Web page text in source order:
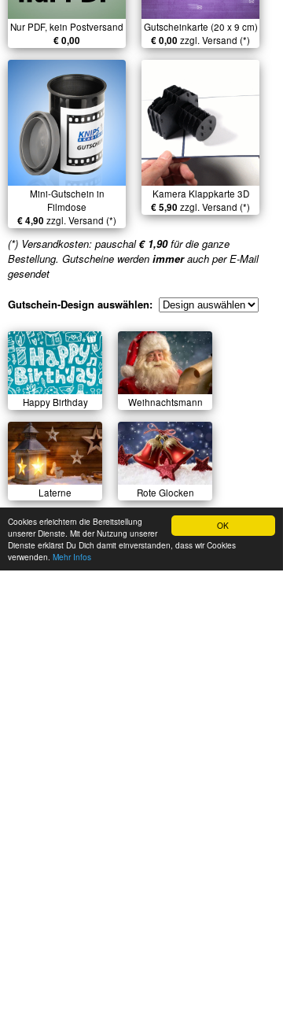
OK
Cookies erleichtern die Bereitstellung
unserer Dienste. Mit der Nutzung unserer
Dienste erklärst Du Dich damit einverstanden, dass wir Cookies
verwenden. Mehr Infos
Nur PDF, kein Postversand
€ 0,00
Gutscheinkarte (20 x 9 cm)
€ 0,00 zzgl. Versand (*)
Mini-Gutschein in
Filmdose
€ 4,90 zzgl. Versand (*)
Kamera Klappkarte 3D
€ 5,90 zzgl. Versand (*)
(*) Versandkosten: pauschal€ 1,90für die ganze
Bestellung. Gutscheine werden immerauch per E-Mail
gesendet
Gutschein-Design auswählen:
Happy Birthday Weihnachtsmann
Laterne Rote Glocken